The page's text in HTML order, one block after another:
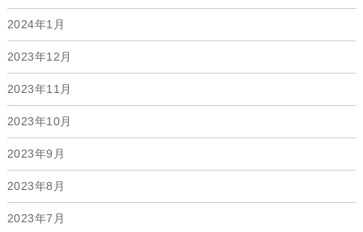
2024年1月
2023年12月
2023年11月
2023年10月
2023年9月
2023年8月
2023年7月